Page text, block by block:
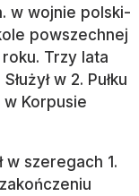
w wojnie polski-
powszechnej
Trzy lata
w 2. Pułku
Korpusie
w szeregach 1.